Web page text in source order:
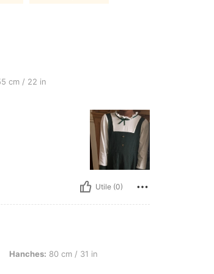
63 cm / 25 in, Couleur: Vert, Taille: 6Y
cm / 22 in
Utile (0)
/ 31 in, Taille: 64 cm / 25 in, Buste: 40 cm / 16 in, Couleur:
Hanches: 80 cm / 31 in